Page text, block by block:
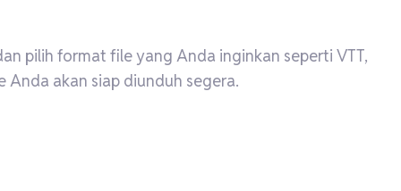
pilih format file yang Anda inginkan seperti VTT,
Anda akan siap diunduh segera.